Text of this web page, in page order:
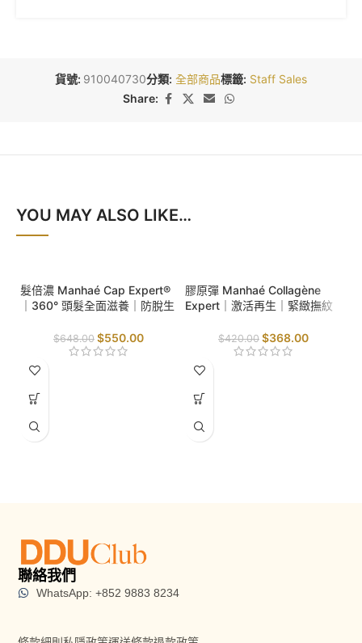
貨號: 910040730分類: 全部商品標籤: Staff Sales
Share:
YOU MAY ALSO LIKE…
髮倍濃 Manhaé Cap Expert®
｜360° 頭髮全面滋養｜防脫生
$648.00 $550.00
膠原彈 Manhaé Collagène
Expert｜激活再生｜緊緻撫紋
$420.00 $368.00
聯絡我們
WhatsApp: +852 9883 8234